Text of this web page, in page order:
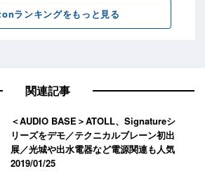
関連記事
＜AUDIO BASE＞ATOLL、Signatureシ
リーズをデモ／テクニカルブレーン初出
展／光城や出水電器など電源関連も人気
2019/01/25